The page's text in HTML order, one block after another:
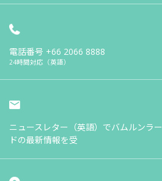
電話番号 +66 2066 8888
24時間対応（英語）
ニュースレター（英語）でバムルンラー
ドの最新情報を受